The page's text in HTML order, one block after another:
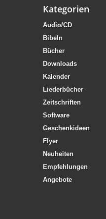
Kategorien
Audio/CD
Bibeln
Bücher
Downloads
Kalender
Liederbücher
Zeitschriften
Software
Geschenkideen
Flyer
Neuheiten
Empfehlungen
Angebote